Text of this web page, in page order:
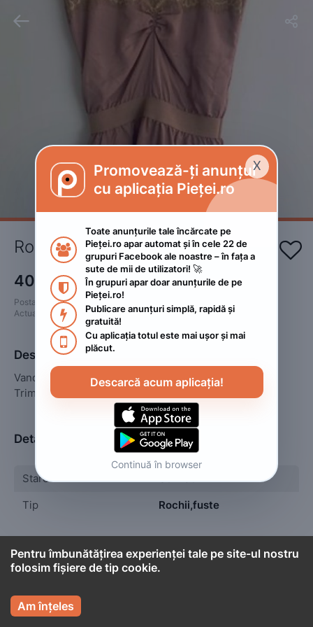

Rochie de ocazie marimea S 
40 RON
Postat
2023. iunie 7.
Actualizat
2023. iunie 7.
Descriere
Vand rochita de ocazie, pentru orice detalii scrieti-mi.
Trimit oriunde in tara sau cu predare personala.
Detalii
Stare
Tip
Rochii,fuste
 Cont titular
Pacurar Paula
Persoană fizică
X
Promovează-ți anunțul
cu aplicația Pieței.ro

Toate anunțurile tale încărcate pe
Pieței.ro apar automat și în cele 22 de
grupuri Facebook ale noastre – în fața a
sute de mii de utilizatori! 🚀

În grupuri apar doar anunțurile de pe
Pieței.ro!

Publicare anunțuri simplă, rapidă și
gratuită!

Cu aplicația totul este mai ușor și mai
plăcut.
Descarcă acum aplicația!
Continuă în browser
Pentru îmbunătățirea experienței tale pe site-ul nostru
folosim fișiere de tip cookie.
Am înțeles